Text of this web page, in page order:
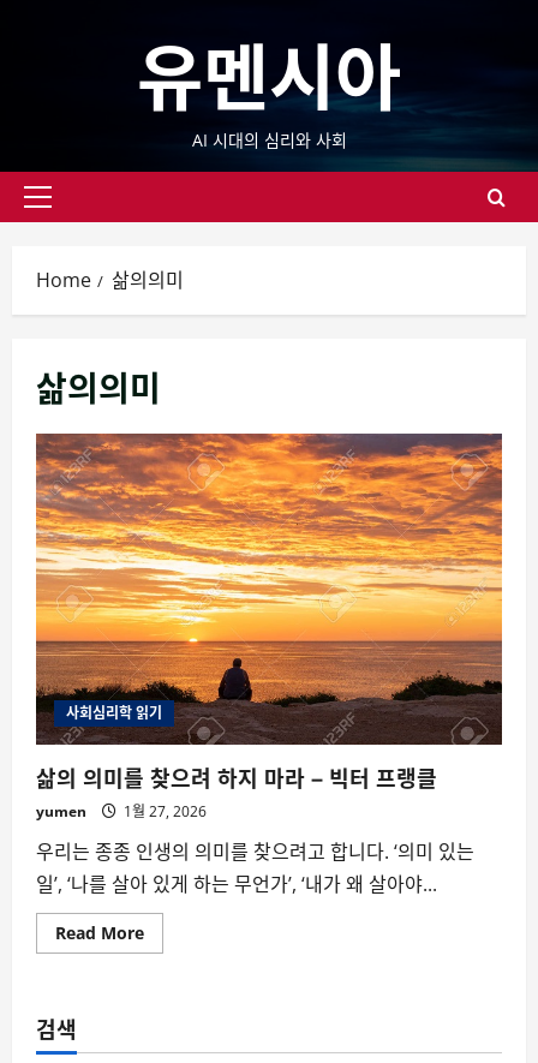
유멘시아
AI 시대의 심리와 사회
Primary
Home 삶의의미
삶의의미
사회심리학 읽기
삶의 의미를 찾으려 하지 마라 – 빅터 프랭클
yumen 1월 27, 2026
우리는 종종 인생의 의미를 찾으려고 합니다. ‘의미 있는
일’, ‘나를 살아 있게 하는 무언가’, ‘내가 왜 살아야...
Read MoreRead
more
를
검색